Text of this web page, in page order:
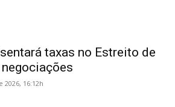
taxas no Estreito de
2026, 16:12h